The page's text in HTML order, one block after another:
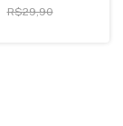
R$29,90